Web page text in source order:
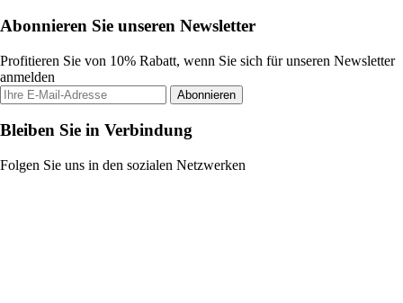
Abonnieren Sie unseren Newsletter
Profitieren Sie von 10% Rabatt, wenn Sie sich für unseren Newsletter
anmelden
Abonnieren
Bleiben Sie in Verbindung
Folgen Sie uns in den sozialen Netzwerken